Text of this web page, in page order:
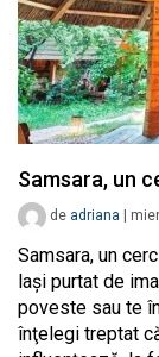
Samsara, un
de adriana
Samsara, un
laşi purtat de
poveste sau te
înţelegi treptat